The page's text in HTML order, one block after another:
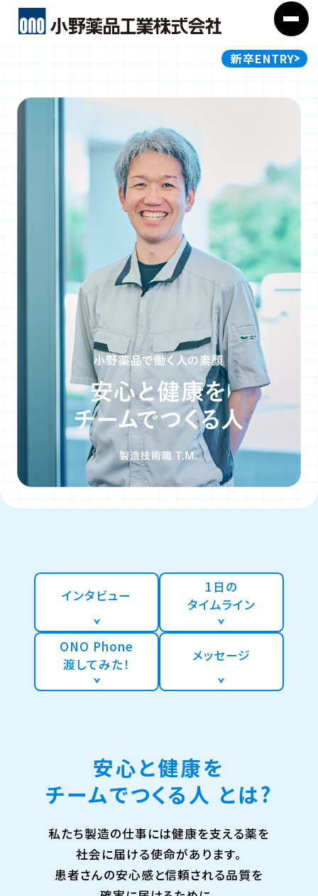
新卒ENTRY
インタビュー
1日の
タイムライン
ONO Phone
渡してみた！
メッセージ
安心と健康を
チームでつくる人 とは?
私たち製造の仕事には健康を支える薬を
社会に届ける使命があります。
患者さんの安心感と信頼される品質を